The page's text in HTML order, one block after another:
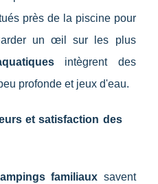
près de la piscine pour
un œil sur les plus
intègrent des
profonde et jeux d'eau.
et satisfaction des
familiaux savent